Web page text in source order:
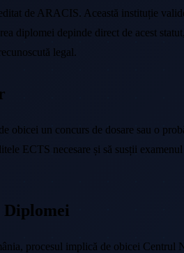
de ARACIS. Această instituție
diplomei depinde direct de acest
legal.
obicei un concurs de dosare sau o
ECTS necesare și să susții
Diplomei
procesul implică de obicei